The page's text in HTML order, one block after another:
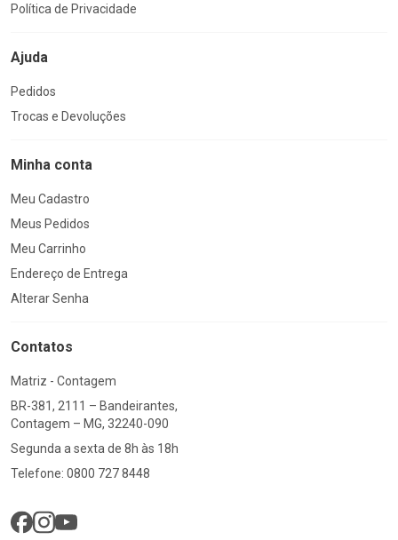
Política de Privacidade
Ajuda
Pedidos
Trocas e Devoluções
Minha conta
Meu Cadastro
Meus Pedidos
Meu Carrinho
Endereço de Entrega
Alterar Senha
Contatos
Matriz - Contagem
BR-381, 2111 – Bandeirantes,
Contagem – MG, 32240-090
Segunda a sexta de 8h às 18h
Telefone: 0800 727 8448